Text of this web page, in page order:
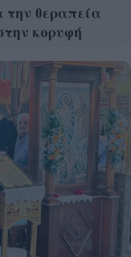
την θεραπεία
κορυφή